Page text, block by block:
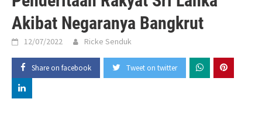
Akibat Negaranya Bangkrut
12/07/2022 Ricke Senduk
Share on facebook Tweet on twitter